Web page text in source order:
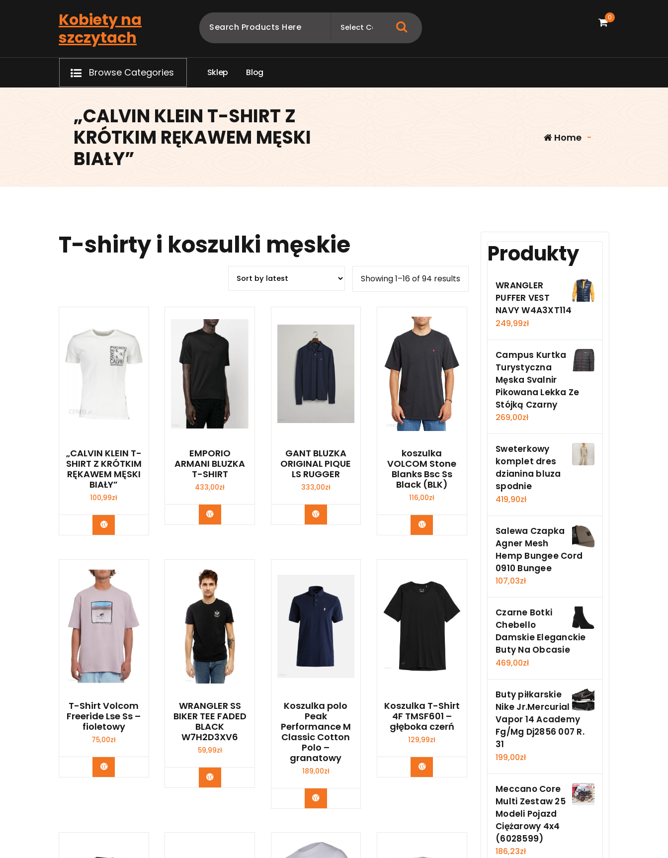
Kobiety na
szczytach
0
Browse Categories Sklep Blog
„CALVIN KLEIN T-SHIRT Z
KRÓTKIM RĘKAWEM MĘSKI
BIAŁY”
Home -
T-shirty i koszulki męskie
Showing 1–16 of 94 results
„CALVIN KLEIN T-
SHIRT Z KRÓTKIM
RĘKAWEM MĘSKI
BIAŁY”
100,99zł
Kup Teraz
EMPORIO
ARMANI BLUZKA
T-SHIRT
433,00zł
Kup Teraz
GANT BLUZKA
ORIGINAL PIQUE
LS RUGGER
333,00zł
Kup Teraz
koszulka
VOLCOM Stone
Blanks Bsc Ss
Black (BLK)
116,00zł
Kup Teraz
T-Shirt Volcom
Freeride Lse Ss –
fioletowy
75,00zł
Kup Teraz
WRANGLER SS
BIKER TEE FADED
BLACK
W7H2D3XV6
59,99zł
Kup Teraz
Koszulka polo
Peak
Performance M
Classic Cotton
Polo –
granatowy
189,00zł
Kup Teraz
Koszulka T-Shirt
4F TMSF601 –
głęboka czerń
129,99zł
Kup Teraz
Produkty
WRANGLER
PUFFER VEST
NAVY W4A3XT114
249,99zł
Campus Kurtka
Turystyczna
Męska Svalnir
Pikowana Lekka Ze
Stójką Czarny
269,00zł
Sweterkowy
komplet dres
dzianina bluza
spodnie
419,90zł
Salewa Czapka
Agner Mesh
Hemp Bungee Cord
0910 Bungee
107,03zł
Czarne Botki
Chebello
Damskie Eleganckie
Buty Na Obcasie
469,00zł
Buty piłkarskie
Nike Jr.Mercurial
Vapor 14 Academy
Fg/Mg Dj2856 007 R.
31
199,00zł
Meccano Core
Multi Zestaw 25
Modeli Pojazd
Ciężarowy 4x4
(6028599)
186,23zł